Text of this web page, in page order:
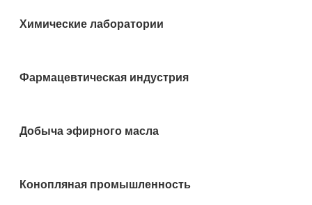
Химические лаборатории
Фармацевтическая индустрия